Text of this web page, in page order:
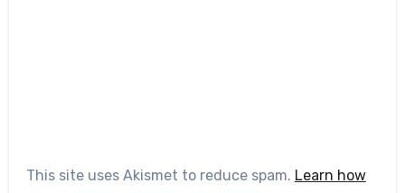
This site uses Akismet to reduce spam. Learn how